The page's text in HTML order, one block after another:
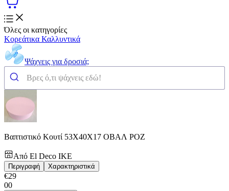
Όλες οι κατηγορίες
Κορεάτικα Καλλυντικά
Ψάχνεις για δροσιά;
Βαπτιστικό Κουτί 53Χ40Χ17 ΟΒΑΛ ΡΟΖ
Από El Deco IKE
Περιγραφή Χαρακτηριστικά
€29
00